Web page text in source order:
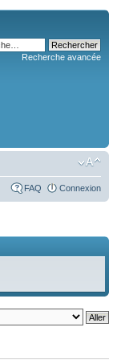
Recherche avancée
FAQ Connexion